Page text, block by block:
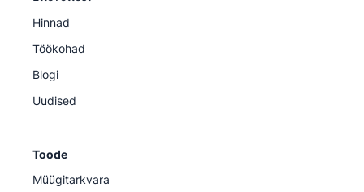
Hinnad
Töökohad
Blogi
Uudised
Toode
Müügitarkvara